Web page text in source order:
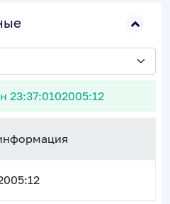
23:37:0102005:12